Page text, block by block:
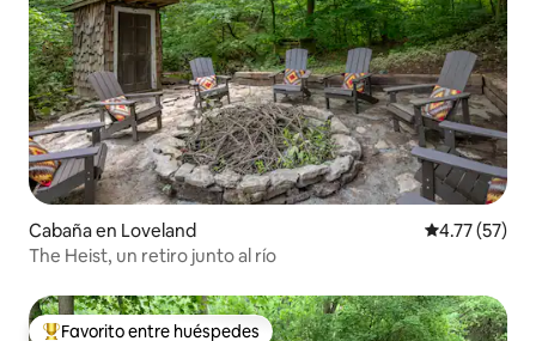
Cabaña en Loveland Calificación
4.77 (57)
The Heist, un retiro junto al río
Favorito entre huéspedes